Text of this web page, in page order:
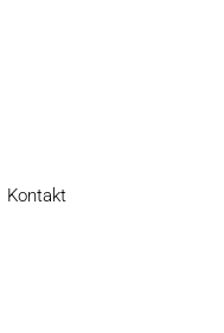
Kontakt